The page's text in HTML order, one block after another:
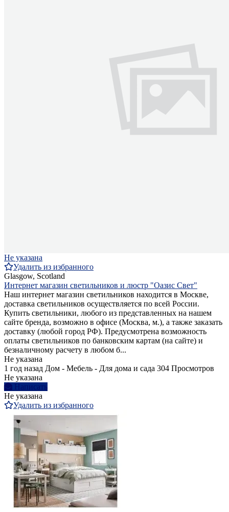
Не указана
Удалить из избранного
Glasgow, Scotland
Интернет магазин светильников и люстр "Оазис Свет"
Наш интернет магазин светильников находится в Москве,
доставка светильников осуществляется по всей России.
Купить светильники, любого из представленных на нашем
сайте бренда, возможно в офисе (Москва, м.), а также заказать
доставку (любой город РФ). Предусмотрена возможность
оплаты светильников по банковским картам (на сайте) и
безналичному расчету в любом б...
Не указана
1 год назад Дом - Мебель - Для дома и сада 304 Просмотров
Не указана
Написать
Не указана
Удалить из избранного